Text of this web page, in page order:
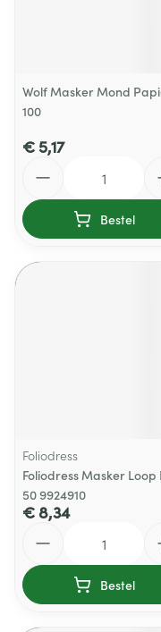
Wolf Masker Mond
100
€ 5,17
Bestel
Foliodress
Foliodress Masker Loop
50 9924910
€ 8,34
Bestel